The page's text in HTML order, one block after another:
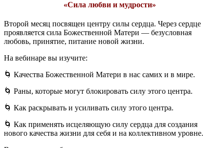
«Сила любви и мудрости»
Второй месяц посвящен центру силы сердца. Через сердце
проявляется сила Божественной Матери — безусловная
любовь, принятие, питание новой жизни.
На вебинаре вы изучите:
🌀 Качества Божественной Матери в нас самих и в мире.
🌀 Раны, которые могут блокировать силу этого центра.
🌀 Как раскрывать и усиливать силу этого центра.
🌀 Как применять исцеляющую силу сердца для создания
нового качества жизни для себя и на коллективном уровне.